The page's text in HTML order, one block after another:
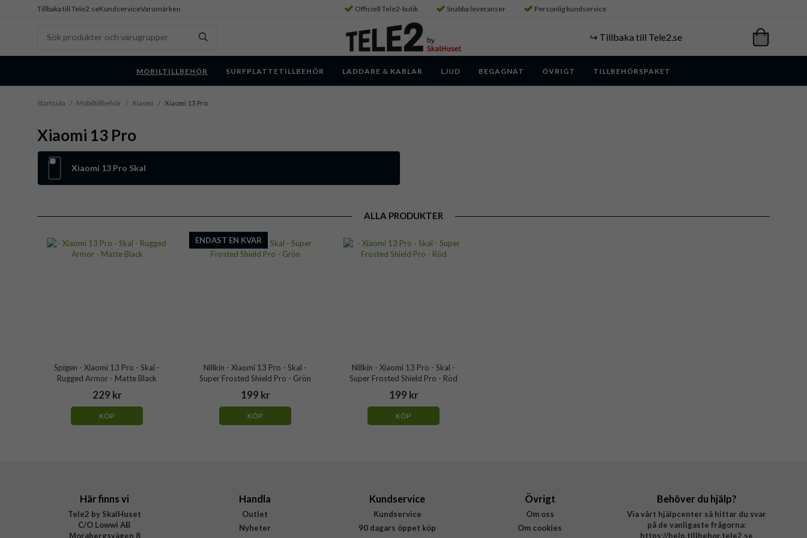
Tillbaka till Tele2.seKundserviceVarumärken Officiell Tele2-butik Snabba leveranser Personlig kundservice
↪️ Tillbaka till Tele2.se
MOBILTILLBEHÖR SURFPLATTETILLBEHÖR LADDARE & KABLAR LJUD BEGAGNAT ÖVRIGT TILLBEHÖRSPAKET
Startsida / Mobiltillbehör / Xiaomi / Xiaomi 13 Pro
Xiaomi 13 Pro
Xiaomi 13 Pro Skal
ALLA PRODUKTER
Spigen - Xiaomi 13 Pro - Skal -
Rugged Armor - Matte Black
229 kr
KÖP
ENDAST EN KVAR
Nillkin - Xiaomi 13 Pro - Skal -
Super Frosted Shield Pro - Grön
199 kr
KÖP
Nillkin - Xiaomi 13 Pro - Skal -
Super Frosted Shield Pro - Röd
199 kr
KÖP
Här finns vi
Tele2 by SkalHuset
C/O Lowwi AB
Morabergsvägen 8
Handla
Outlet
Nyheter
Kundservice
Kundservice
90 dagars öppet köp
Övrigt
Om oss
Om cookies
Behöver du hjälp?
Via vårt hjälpcenter så hittar du svar
på de vanligaste frågorna:
https://help.tillbehor.tele2.se